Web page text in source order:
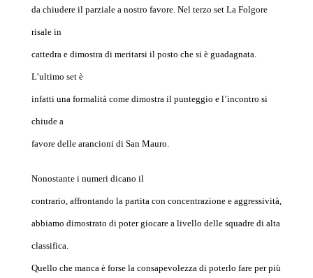
da chiudere il parziale a nostro favore. Nel terzo set La Folgore
risale in
cattedra e dimostra di meritarsi il posto che si è guadagnata.
L’ultimo set è
infatti una formalità come dimostra il punteggio e l’incontro si
chiude a
favore delle arancioni di San Mauro.
Nonostante i numeri dicano il
contrario, affrontando la partita con concentrazione e aggressività,
abbiamo dimostrato di poter giocare a livello delle squadre di alta
classifica.
Quello che manca è forse la consapevolezza di poterlo fare per più